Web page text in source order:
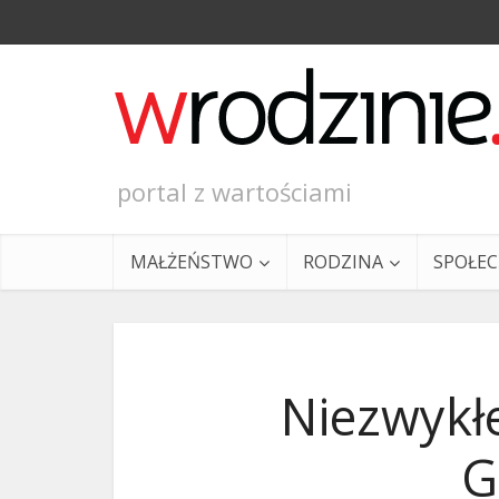
portal z wartościami
MAŁŻEŃSTWO RODZINA